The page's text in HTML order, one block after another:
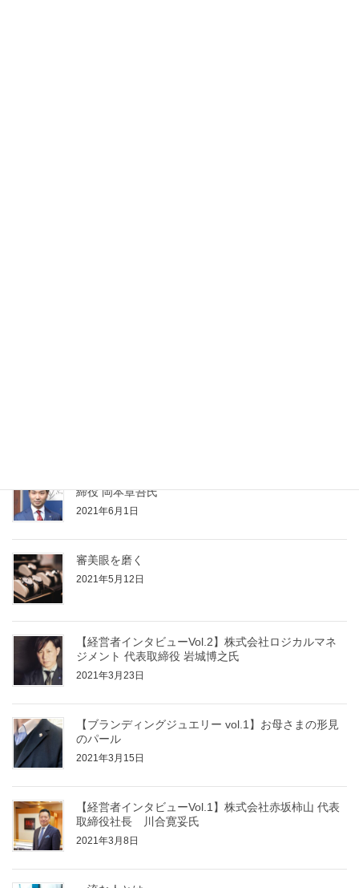
締役 岡本章吾氏
2021年6月1日
審美眼を磨く
2021年5月12日
【経営者インタビューVol.2】株式会社ロジカルマネ
ジメント 代表取締役 岩城博之氏
2021年3月23日
【ブランディングジュエリー vol.1】お母さまの形見
のパール
2021年3月15日
【経営者インタビューVol.1】株式会社赤坂柿山 代表
取締役社長 川合寛妥氏
2021年3月8日